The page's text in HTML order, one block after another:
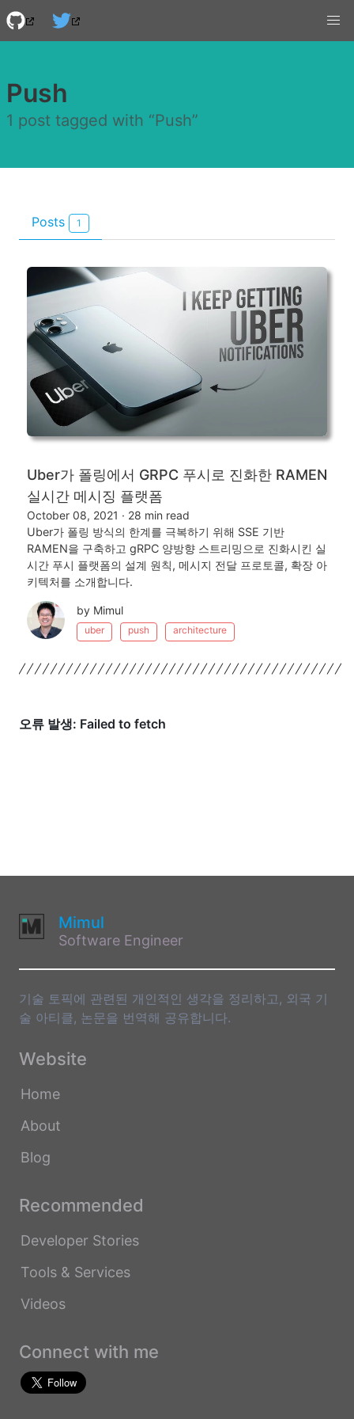
Push
1 post tagged with “Push”
Posts 1
Uber가 폴링에서 GRPC 푸시로 진화한 RAMEN
실시간 메시징 플랫폼
October 08, 2021 · 28 min read
Uber가 폴링 방식의 한계를 극복하기 위해 SSE 기반
RAMEN을 구축하고 gRPC 양방향 스트리밍으로 진화시킨 실
시간 푸시 플랫폼의 설계 원칙, 메시지 전달 프로토콜, 확장 아
키텍처를 소개합니다.
by Mimul
uber push architecture
Mimul
Software Engineer
기술 토픽에 관련된 개인적인 생각을 정리하고, 외국 기
술 아티클, 논문을 번역해 공유합니다.
Website
Home
About
Blog
Recommended
Developer Stories
Tools & Services
Videos
Connect with me